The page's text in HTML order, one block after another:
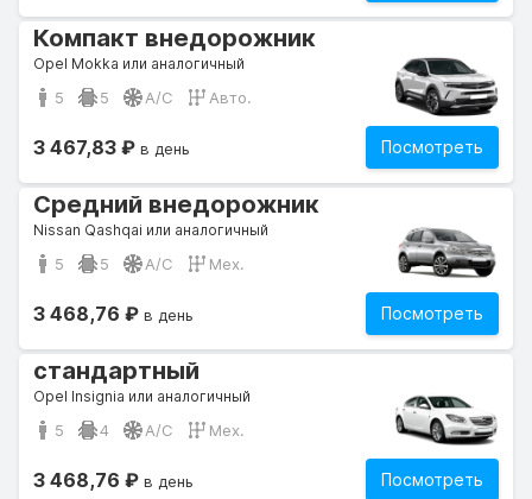
Компакт внедорожник
Opel Mokka или аналогичный
5 5 A/C Авто.
Посмотреть
3 467,83 ₽ в день
Средний внедорожник
Nissan Qashqai или аналогичный
5 5 A/C Мех.
Посмотреть
3 468,76 ₽ в день
стандартный
Opel Insignia или аналогичный
5 4 A/C Мех.
Посмотреть
3 468,76 ₽ в день